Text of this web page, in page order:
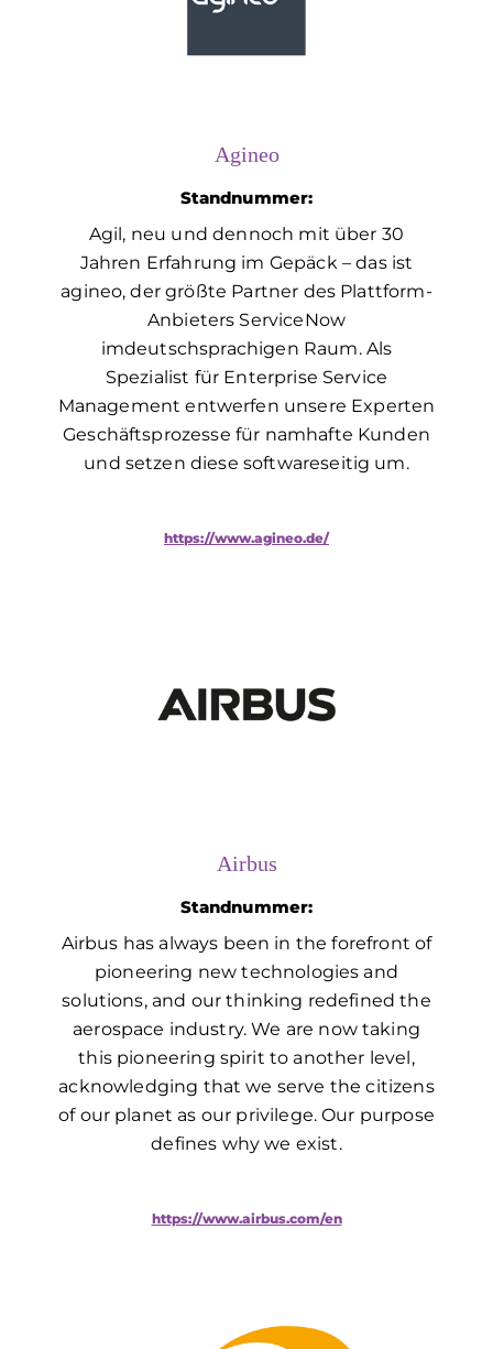
Agineo
Standnummer:
Agil, neu und dennoch mit über 30
Jahren Erfahrung im Gepäck – das ist
agineo, der größte Partner des Plattform-
Anbieters ServiceNow
imdeutschsprachigen Raum. Als
Spezialist für Enterprise Service
Management entwerfen unsere Experten
Geschäftsprozesse für namhafte Kunden
und setzen diese softwareseitig um.
https://www.agineo.de/
Airbus
Standnummer:
Airbus has always been in the forefront of
pioneering new technologies and
solutions, and our thinking redefined the
aerospace industry. We are now taking
this pioneering spirit to another level,
acknowledging that we serve the citizens
of our planet as our privilege. Our purpose
defines why we exist.
https://www.airbus.com/en